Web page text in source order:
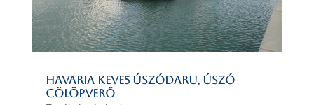
Havaria KEVE5 úszódaru, úszó
cölöpverő